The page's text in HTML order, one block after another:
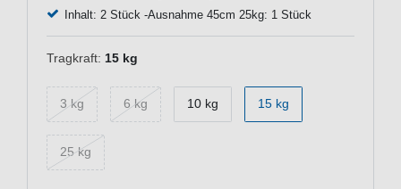
Inhalt: 2 Stück -Ausnahme 45cm 25kg: 1 Stück
Tragkraft: 15 kg
3 kg 6 kg 10 kg 15 kg
25 kg